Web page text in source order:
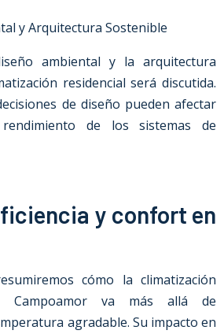
y Arquitectura Sostenible
ambiental y la arquitectura
residencial será discutida.
de diseño pueden afectar
de los sistemas de
y confort en
cómo la climatización
Campoamor va más allá de
agradable. Su impacto en